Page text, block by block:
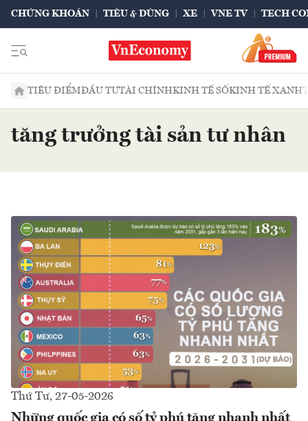
CHỨNG KHOÁN TIÊU & DÙNG XE VNE TV TECH
TIÊU ĐIỂMĐẦU TƯTÀI CHÍNHKINH TẾ SỐKINH TẾ XANH
tăng trưởng tài sản tư nhân
Thứ Tư, 27-05-2026
Những quốc gia có số tỷ phú tăng nhanh nhất